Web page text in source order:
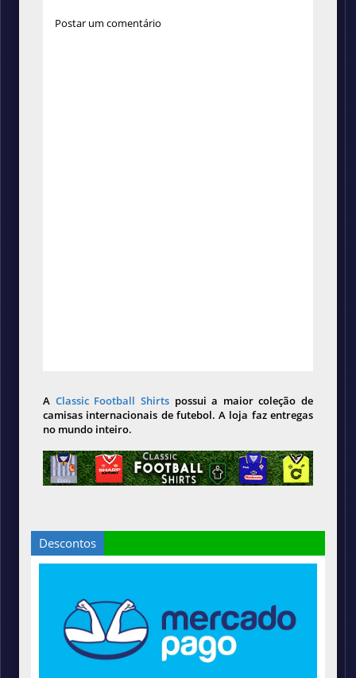
Postar um comentário
A Classic Football Shirts possui a maior coleção de
camisas internacionais de futebol. A loja faz entregas
no mundo inteiro.
Descontos